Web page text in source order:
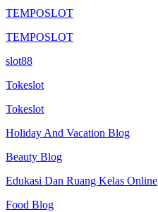
TEMPOSLOT
TEMPOSLOT
slot88
Tokeslot
Tokeslot
Holiday And Vacation Blog
Beauty Blog
Edukasi Dan Ruang Kelas Online
Food Blog